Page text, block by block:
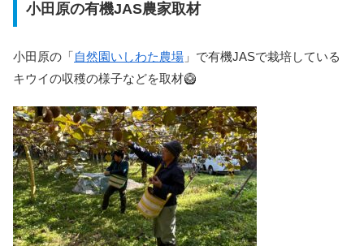
小田原の有機JAS農家取材
小田原の「自然園いしわた農場 」で有機JASで栽培している
キウイの収穫の様子などを取材🥝